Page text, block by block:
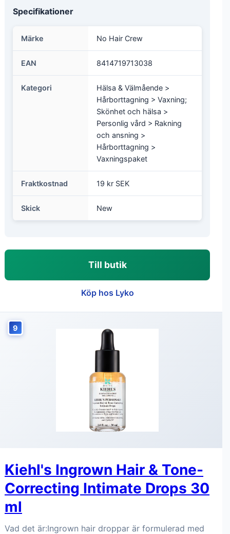
Specifikationer
Märke No Hair Crew
EAN 8414719713038
Kategori
Hälsa & Välmående >
Hårborttagning > Vaxning;
Skönhet och hälsa >
Personlig vård > Rakning
och ansning >
Hårborttagning >
Vaxningspaket
Fraktkostnad 19 kr SEK
Skick New
Till butik
Köp hos Lyko
9
Kiehl's Ingrown Hair & Tone-
Correcting Intimate Drops 30
ml
Vad det är:Ingrown hair droppar är formulerad med